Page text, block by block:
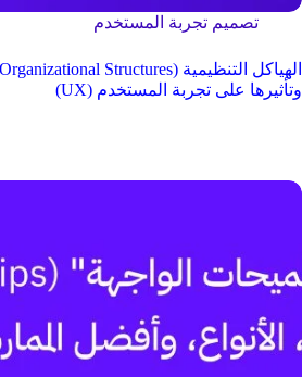
تصميم تجربة المستخدم
وتأثيرها على تجربة المستخدم (UX)